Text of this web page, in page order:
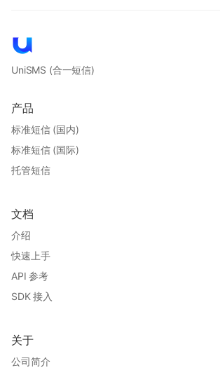
UniSMS (合一短信)
产品
标准短信 (国内)
标准短信 (国际)
托管短信
文档
介绍
快速上手
API 参考
SDK 接入
关于
公司简介